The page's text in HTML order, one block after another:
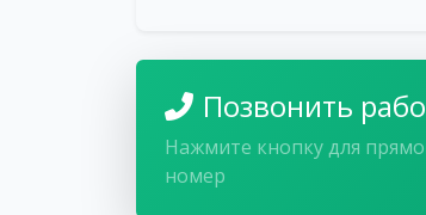
Позвонить
Нажмите кнопку для
номер